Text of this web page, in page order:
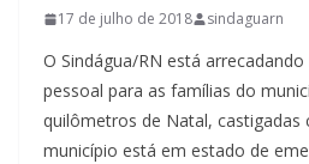
17 de julho de 2018 sindaguarn
O Sindágua/RN está
pessoal para as famílias do
quilômetros de Natal, castigadas
município está em estado de